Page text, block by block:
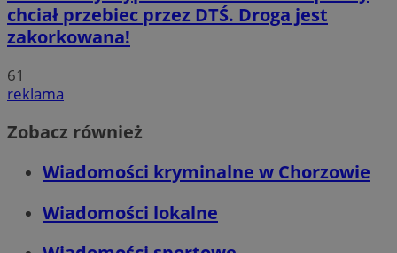
chciał przebiec przez DTŚ. Droga jest
zakorkowana!
61
reklama
Zobacz również
Wiadomości kryminalne w Chorzowie
Wiadomości lokalne